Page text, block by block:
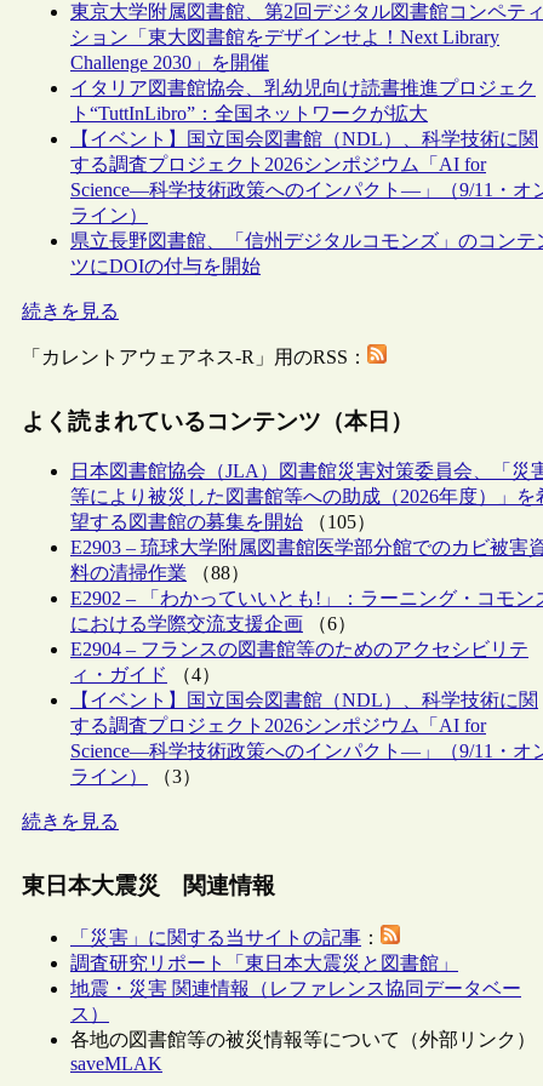
東京大学附属図書館、第2回デジタル図書館コンペティ
ション「東大図書館をデザインせよ！Next Library
Challenge 2030」を開催
イタリア図書館協会、乳幼児向け読書推進プロジェク
ト“TuttInLibro”：全国ネットワークが拡大
【イベント】国立国会図書館（NDL）、科学技術に関
する調査プロジェクト2026シンポジウム「AI for
Science―科学技術政策へのインパクト―」（9/11・オ
ライン）
県立長野図書館、「信州デジタルコモンズ」のコンテ
ツにDOIの付与を開始
続きを見る
「カレントアウェアネス-R」用のRSS：
よく読まれているコンテンツ（本日）
日本図書館協会（JLA）図書館災害対策委員会、「災
等により被災した図書館等への助成（2026年度）」を
望する図書館の募集を開始 （105）
E2903 – 琉球大学附属図書館医学部分館でのカビ被害
料の清掃作業 （88）
E2902 – 「わかっていいとも!」：ラーニング・コモン
における学際交流支援企画 （6）
E2904 – フランスの図書館等のためのアクセシビリテ
ィ・ガイド
（4）
【イベント】国立国会図書館（NDL）、科学技術に関
する調査プロジェクト2026シンポジウム「AI for
Science―科学技術政策へのインパクト―」（9/11・オ
ライン）
（3）
続きを見る
東日本大震災 関連情報
「災害」に関する当サイトの記事 ：
調査研究リポート「東日本大震災と図書館」
地震・災害 関連情報（レファレンス協同データベー
ス）
各地の図書館等の被災情報等について（外部リンク）
saveMLAK